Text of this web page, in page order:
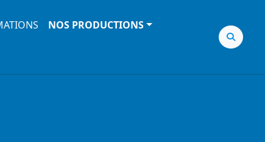
NOS PRODUCTIONS